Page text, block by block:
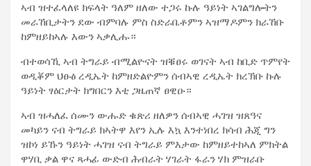
ኣብ ዝተፈላለዩ ክፍላት ዓለም ዘለው ተጋሩ ኩሉ ዓይነት ኣገልግሎትን
መራኸቢታትን ደው ብምባሉ ምስ ስድራቤቶምን ኣዝማዶምን ክራኸቡ
ከምዘይከኣሉ እውን ኣቃሊሑ።
ብተወሳኺ ኣብ ትግራይ ብሚልዮናት ዝቑፀሩ ወገናት ኣብ ከቢድ ጥምየት
ወዲቖም ህፁፅ ረዲኤት ከምዘድልዮምን ሰብኣዊ ረዲኤት ክረኽቡ ኩሉ
ዓይነት ፃዕርታት ክግበርን እቲ ጋዜጠኛ ፀዊዑ።
ኣብ ዝሓለፈ ሰሙን ውሑድ ቁጽሪ ዘለዎን ሰብኣዊ ሓገዝ ዝጸዓና
መካይን ናብ ትግራይ ክኣትዋ እየን ኢሉ እኳ እንተነበረ ክሳብ ሕጂ ግን
ዝኮነ ይኹን ዓይነት ሓገዝ ናብ ትግራይ ምእታው ከምዘይተከኣለ ምክትል
ዋሃቢ ቃል ዋና ጻሓፊ ውድብ ሕብራት ሃገራት ፋራን ሃክ ምዝራቡ